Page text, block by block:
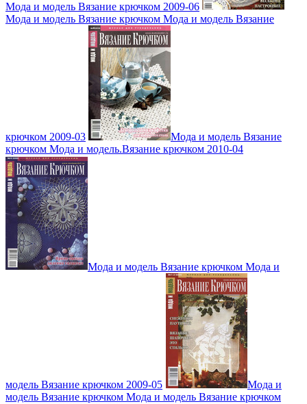
Мода и модель Вязание крючком 2009-06
Мода и модель Вязание крючком Мода и модель Вязание
крючком 2009-03
Мода и модель Вязание
крючком Мода и модель.Вязание крючком 2010-04
Мода и модель Вязание крючком Мода и
модель Вязание крючком 2009-05
Мода и
модель Вязание крючком Мода и модель Вязание крючком